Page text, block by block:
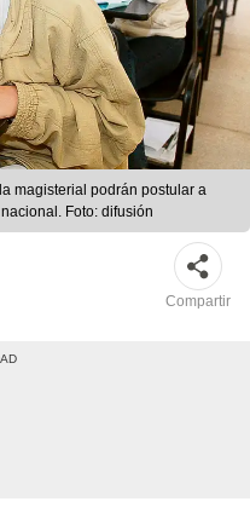
magisterial podrán postular a
Foto: difusión
Compartir